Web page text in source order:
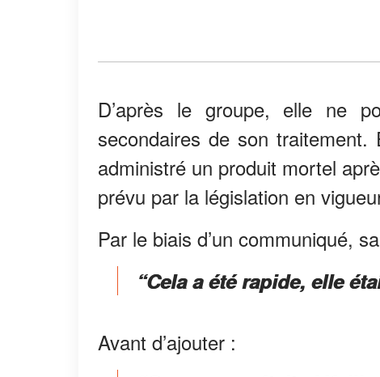
D’après le groupe, elle ne
secondaires de son
administré un produit mortel
prévu par la législation en
Par le biais d’un communiqué,
“Cela a été rapide, elle
Avant d’ajouter :